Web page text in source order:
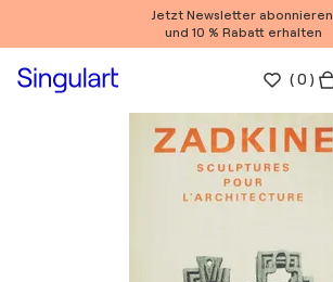
Jetzt Newsletter abonnieren
und 10 % Rabatt erhalten
(0 )